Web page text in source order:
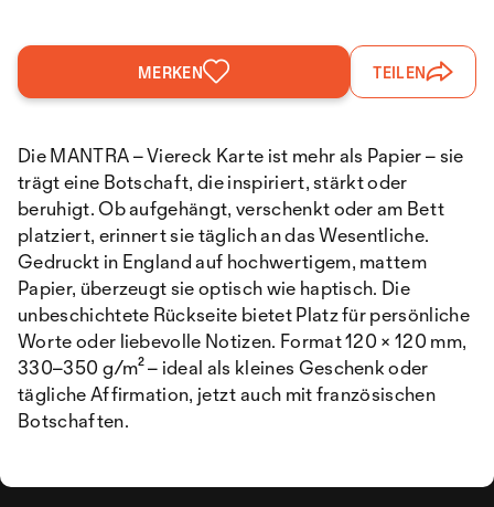
MERKEN TEILEN
Die MANTRA – Viereck Karte ist mehr als Papier – sie
trägt eine Botschaft, die inspiriert, stärkt oder
beruhigt. Ob aufgehängt, verschenkt oder am Bett
platziert, erinnert sie täglich an das Wesentliche.
Gedruckt in England auf hochwertigem, mattem
Papier, überzeugt sie optisch wie haptisch. Die
unbeschichtete Rückseite bietet Platz für persönliche
Worte oder liebevolle Notizen. Format 120 × 120 mm,
330–350 g/m² – ideal als kleines Geschenk oder
tägliche Affirmation, jetzt auch mit französischen
Botschaften.